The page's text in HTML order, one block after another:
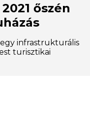
őszén
infrastrukturális
turisztikai